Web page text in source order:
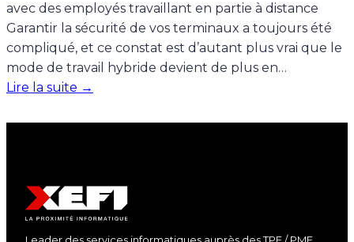
avec des employés travaillant en partie à distance
Garantir la sécurité de vos terminaux a toujours été
compliqué, et ce constat est d’autant plus vrai que le
mode de travail hybride devient de plus en…
Lire la suite →